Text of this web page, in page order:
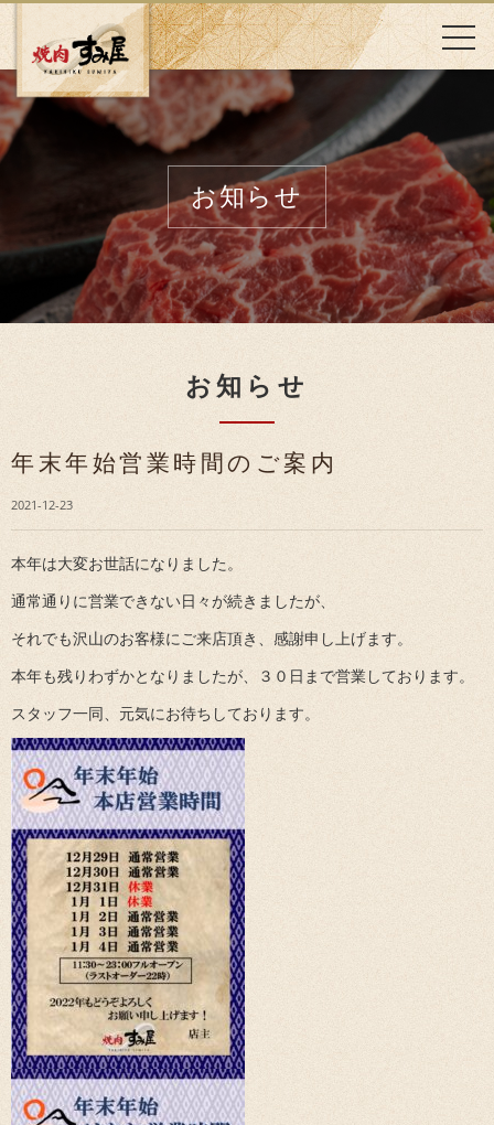
お知らせ
お知らせ
年末年始営業時間のご案内
2021-12-23
本年は大変お世話になりました。
通常通りに営業できない日々が続きましたが、
それでも沢山のお客様にご来店頂き、感謝申し上げます。
本年も残りわずかとなりましたが、３０日まで営業しております。
スタッフ一同、元気にお待ちしております。